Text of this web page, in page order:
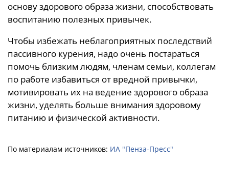
основу здорового образа жизни, способствовать
воспитанию полезных привычек.
Чтобы избежать неблагоприятных последствий
пассивного курения, надо очень постараться
помочь близким людям, членам семьи, коллегам
по работе избавиться от вредной привычки,
мотивировать их на ведение здорового образа
жизни, уделять больше внимания здоровому
питанию и физической активности.
По материалам источников: ИА "Пенза-Пресс"